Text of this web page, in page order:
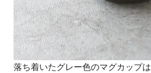
落ち着いたグレー色のマグカップは